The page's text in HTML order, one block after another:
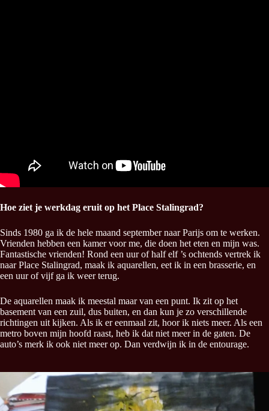
Hoe ziet je werkdag eruit op het Place Stalingrad?
Sinds 1980 ga ik de hele maand september naar Parijs om te werken.
Vrienden hebben een kamer voor me, die doen het eten en mijn was.
Fantastische vrienden! Rond een uur of half elf ’s ochtends vertrek ik
naar Place Stalingrad, maak ik aquarellen, eet ik in een brasserie, en
een uur of vijf ga ik weer terug.
De aquarellen maak ik meestal maar van een punt. Ik zit op het
basement van een zuil, dus buiten, en dan kun je zo verschillende
richtingen uit kijken. Als ik er eenmaal zit, hoor ik niets meer. Als een
metro boven mijn hoofd raast, heb ik dat niet meer in de gaten. De
auto’s merk ik ook niet meer op. Dan verdwijn ik in de entourage.